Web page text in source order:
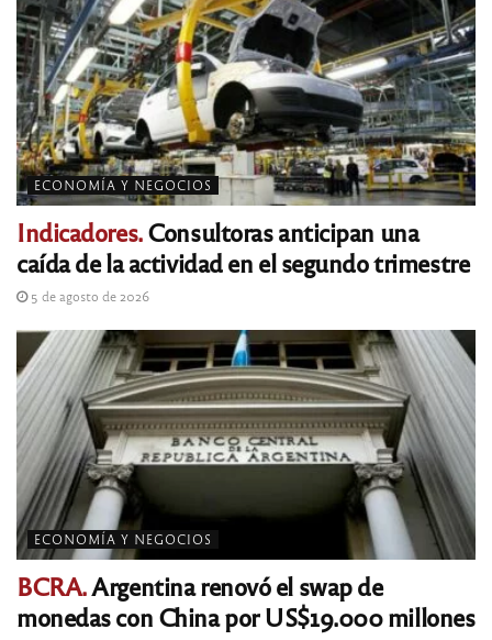
ECONOMÍA Y NEGOCIOS
Indicadores.Consultoras anticipan una
caída de la actividad en el segundo trimestre
5 de agosto de 2026
ECONOMÍA Y NEGOCIOS
BCRA.Argentina renovó el swap de
monedas con China por US$19.000 millones